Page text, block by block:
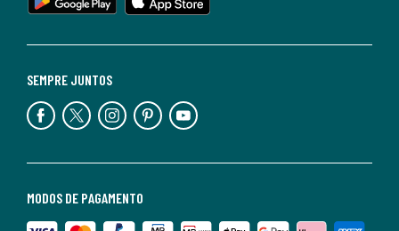
MODOS DE PAGAMENTO
SEMPRE JUNTOS